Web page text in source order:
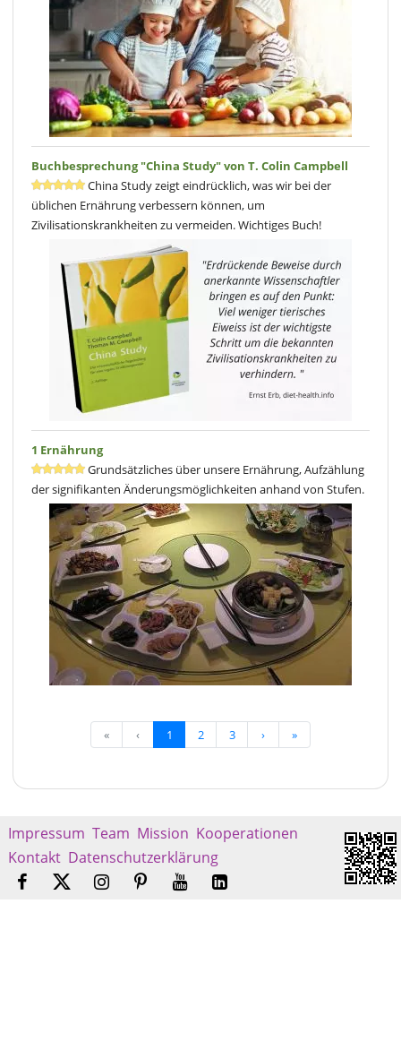
Buchbesprechung "China Study" von T. Colin Campbell
China Study zeigt eindrücklich, was wir bei der
üblichen Ernährung verbessern können, um
Zivilisationskrankheiten zu vermeiden. Wichtiges Buch!
1 Ernährung
Grundsätzliches über unsere Ernährung, Aufzählung
der signifikanten Änderungsmöglichkeiten anhand von Stufen.
« ‹ 1 2 3 › »
Impressum Team Mission Kooperationen
Kontakt Datenschutzerklärung